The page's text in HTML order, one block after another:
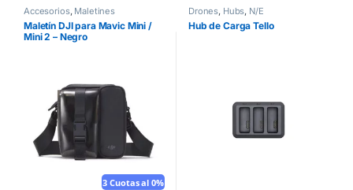
Accesorios, Maletines
Maletín DJI para Mavic Mini /
Mini 2 – Negro
3 Cuotas al 0%
Drones, Hubs, N/E
Hub de Carga Tello